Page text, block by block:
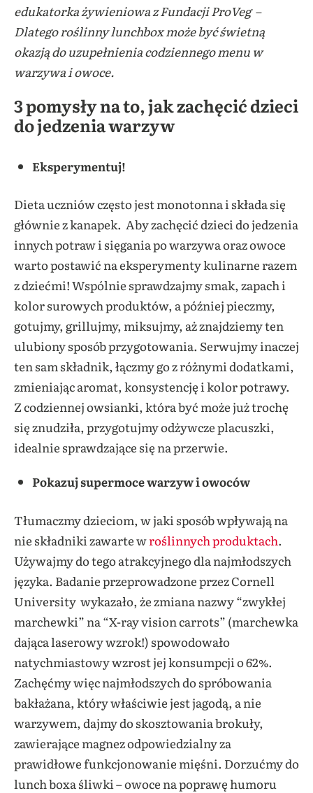
edukatorka żywieniowa z Fundacji ProVeg –
Dlatego roślinny lunchbox może być świetną
okazją do uzupełnienia codziennego menu w
warzywa i owoce.
3 pomysły na to, jak zachęcić dzieci
do jedzenia warzyw
Eksperymentuj!
Dieta uczniów często jest monotonna i składa się
głównie z kanapek. Aby zachęcić dzieci do jedzenia
innych potraw i sięgania po warzywa oraz owoce
warto postawić na eksperymenty kulinarne razem
z dziećmi! Wspólnie sprawdzajmy smak, zapach i
kolor surowych produktów, a później pieczmy,
gotujmy, grillujmy, miksujmy, aż znajdziemy ten
ulubiony sposób przygotowania. Serwujmy inaczej
ten sam składnik, łączmy go z różnymi dodatkami,
zmieniając aromat, konsystencję i kolor potrawy.
Z codziennej owsianki, która być może już trochę
się znudziła, przygotujmy odżywcze placuszki,
idealnie sprawdzające się na przerwie.
Pokazuj supermoce warzyw i owoców
Tłumaczmy dzieciom, w jaki sposób wpływają na
nie składniki zawarte wroślinnych produktach.
Używajmy do tego atrakcyjnego dla najmłodszych
języka. Badanie przeprowadzone przez Cornell
University wykazało, że zmiana nazwy “zwykłej
marchewki” na “X-ray vision carrots” (marchewka
dająca laserowy wzrok!) spowodowało
natychmiastowy wzrost jej konsumpcji o 62%.
Zachęćmy więc najmłodszych do spróbowania
bakłażana, który właściwie jest jagodą, a nie
warzywem, dajmy do skosztowania brokuły,
zawierające magnez odpowiedzialny za
prawidłowe funkcjonowanie mięśni. Dorzućmy do
lunch boxa śliwki – owoce na poprawę humoru